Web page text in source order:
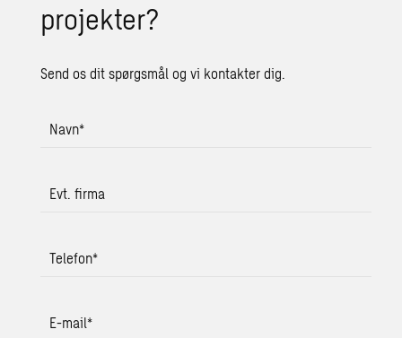
pro­jek­ter?
Send os dit spørgsmål og vi kontakter dig.
Navn*
Evt. firma
Telefon*
E-mail*